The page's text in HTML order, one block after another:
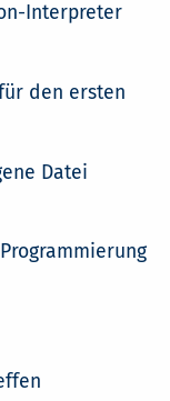
Interpreter
den ersten
Datei